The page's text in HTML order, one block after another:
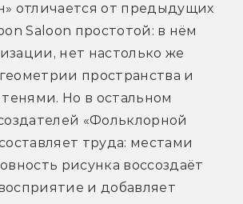
отличается от предыдущих
Saloon простотой: в нём
нет настолько же
пространства и
Но в остальном
«Фольклорной
труда: местами
рисунка воссоздаёт
и добавляет